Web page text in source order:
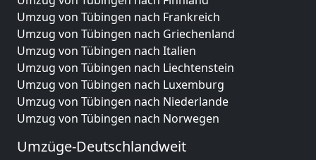
Umzug von Tübingen nach Frankreich
Umzug von Tübingen nach Griechenland
Umzug von Tübingen nach Italien
Umzug von Tübingen nach Liechtenstein
Umzug von Tübingen nach Luxemburg
Umzug von Tübingen nach Niederlande
Umzug von Tübingen nach Norwegen
Umzüge-Deutschlandweit